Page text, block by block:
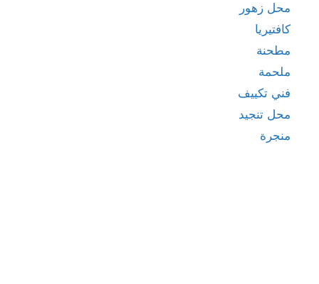
محل زهور
كافتيريا
مطحنة
ملحمة
فني تكييف
محل تنجيد
منجرة